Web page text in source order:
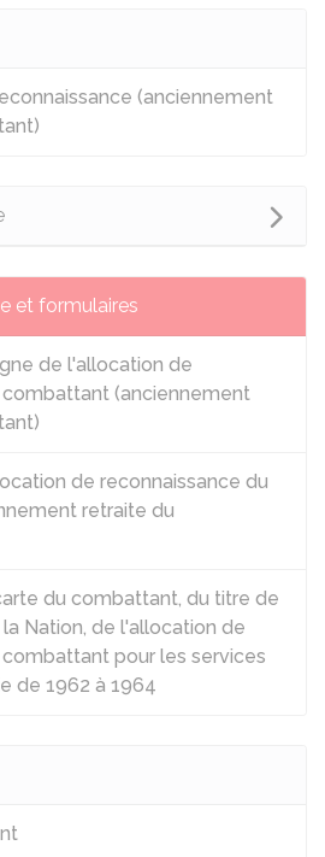
(anciennement
et formulaires
de l'allocation de
(anciennement
de reconnaissance du
retraite du
du combattant, du titre de
Nation, de l'allocation de
pour les services
de 1962 à 1964